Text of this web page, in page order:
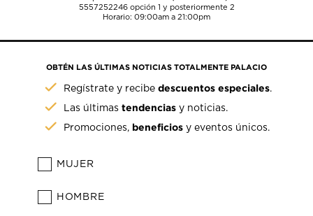
5557252246opción 1 y posteriormente 2
Horario: 09:00am a 21:00pm
OBTÉN LAS ÚLTIMAS NOTICIAS TOTALMENTE PALACIO
Regístrate y recibedescuentos especiales.
Las últimastendencias y noticias.
Promociones, beneficios y eventos únicos.
MUJER
HOMBRE